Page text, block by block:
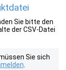
Sie bitte den
der CSV-Datei
Sie sich